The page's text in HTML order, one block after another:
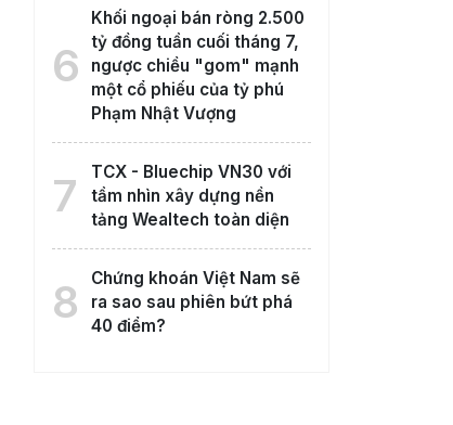
6
Khối ngoại bán ròng 2.500
tỷ đồng tuần cuối tháng 7,
ngược chiều "gom" mạnh
một cổ phiếu của tỷ phú
Phạm Nhật Vượng
7
TCX - Bluechip VN30 với
tầm nhìn xây dựng nền
tảng Wealtech toàn diện
8
Chứng khoán Việt Nam sẽ
ra sao sau phiên bứt phá
40 điểm?